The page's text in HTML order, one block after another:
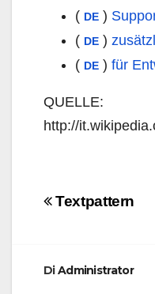
( DE )
( DE )
( DE ) für
QUELLE:
http://
Textpattern
DiAdministrator